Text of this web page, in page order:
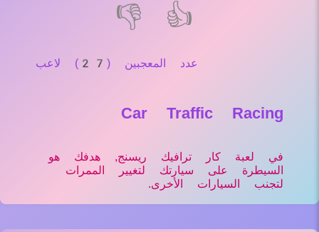
👍
👎
عدد المعجبين (27) لاعب
Car Traffic Racing
في لعبة كار ترافيك ريسنج, هدفك هو
السيطرة على سيارتك لتغيير الممرات
لتجنب السيارات الأخرى.